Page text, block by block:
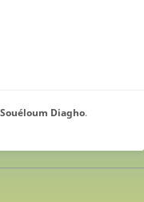
Souéloum Diagho.